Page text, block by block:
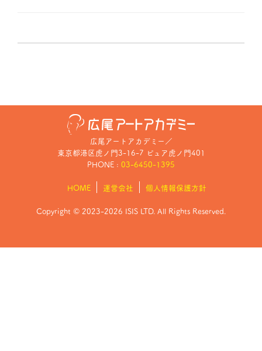
広尾アートアカデミー ／
東京都港区虎ノ門3-16-7 ピュア虎ノ門401
PHONE : 03-6450-1395
HOME 運営会社 個人情報保護方針
Copyright © 2023-2026 ISIS LTD. All Rights Reserved.